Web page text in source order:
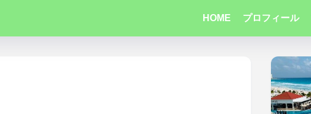
HOME プロフィール